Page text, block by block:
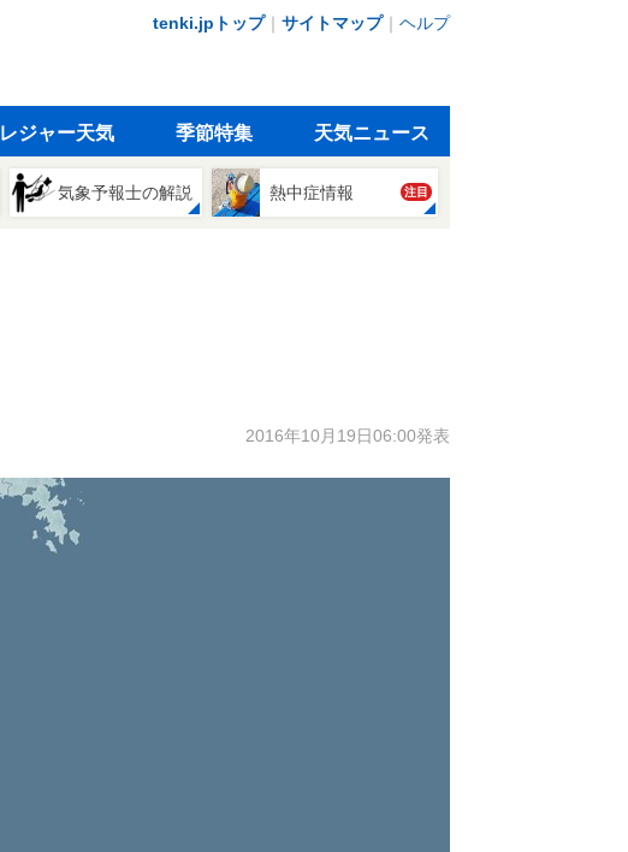
tenki.jpトップ｜ サイトマップ｜ ヘルプ
レジャー天気 季節特集 天気ニュース
気象予報士の解説 熱中症情報 注目
2016年10月19日06:00発表